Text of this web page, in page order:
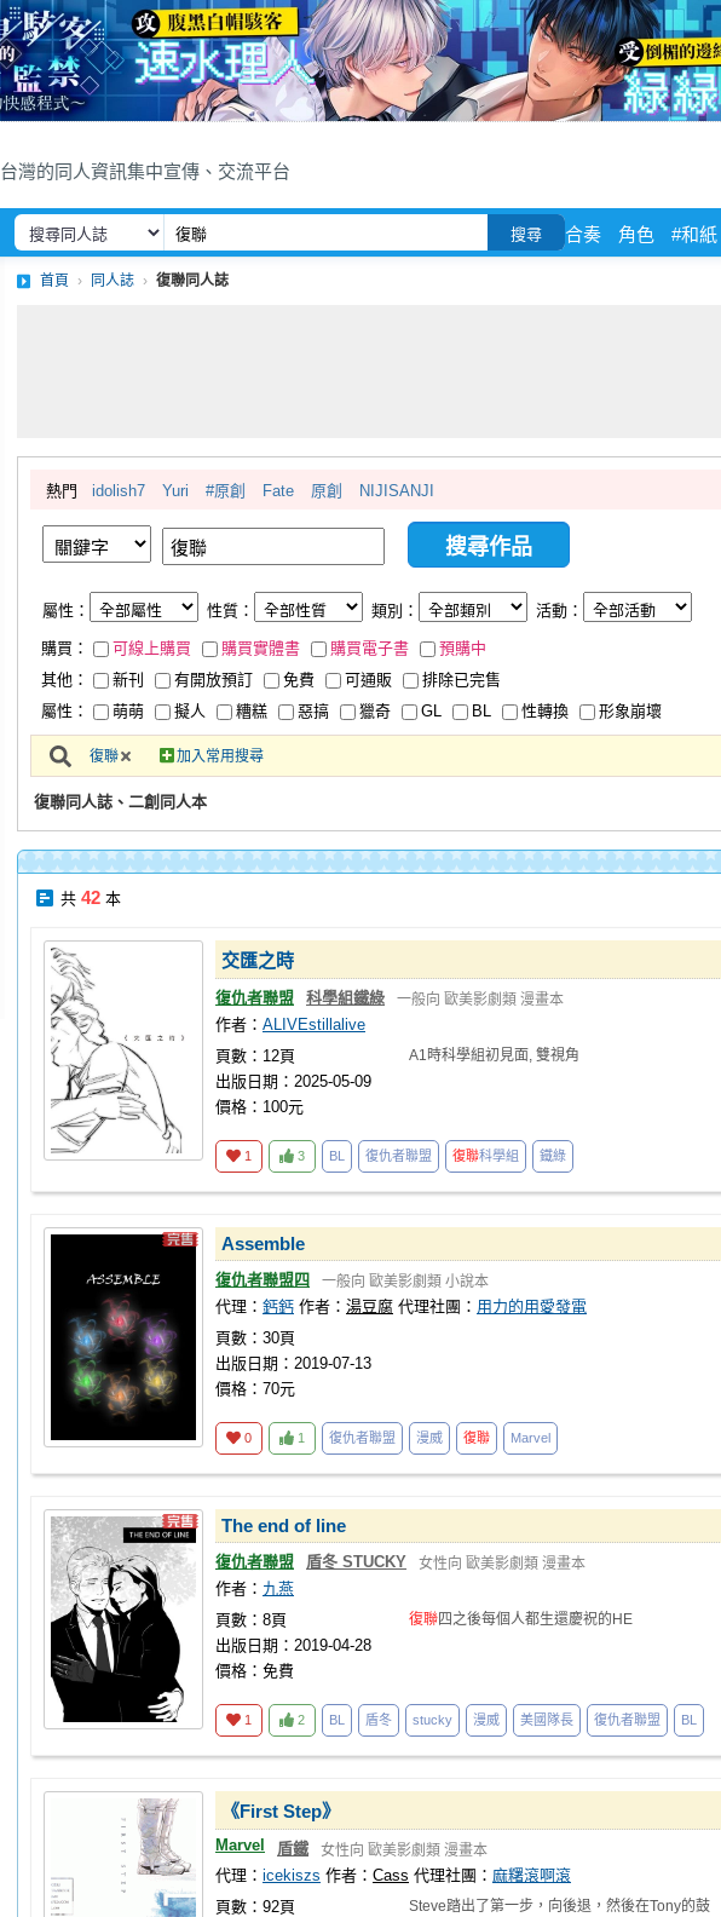
台灣的同人資訊集中宣傳、交流平台
搜尋 合奏 角色 #和紙
首頁 同人誌 復聯同人誌
熱門 idolish7 Yuri #原創 Fate 原創 NIJISANJI
屬性： 性質： 類別： 活動：
購買： 可線上購買 購買實體書 購買電子書
預購中
其他：
新刊 有開放預訂 免費 可通販
排除已完售
屬性：
萌萌 擬人 糟糕 惡搞 獵奇 GL BL 性轉換 形象崩壞
復聯 加入常用搜尋
復聯同人誌、二創同人本
共 42 本
交匯之時
復仇者聯盟 科學組鐵綠 一般向 歐美影劇類 漫畫本
作者： ALIVEstillalive
頁數：12頁
出版日期：2025-05-09
價格：100元
A1時科學組初見面, 雙視角
1 3 BL 復仇者聯盟 復聯科學組 鐵綠
Assemble
復仇者聯盟四 一般向 歐美影劇類 小說本
代理： 鈣鈣 作者： 湯豆腐 代理社團： 用力的用愛發電
頁數：30頁
出版日期：2019-07-13
價格：70元
0 1 復仇者聯盟 漫威 復聯 Marvel
The end of line
復仇者聯盟 盾冬 STUCKY 女性向 歐美影劇類 漫畫本
作者： 九燕
頁數：8頁
出版日期：2019-04-28
價格：免費
復聯四之後每個人都生還慶祝的HE
1 2 BL 盾冬 stucky 漫威 美國隊長 復仇者聯盟 BL
《First Step》
Marvel 盾鐵 女性向 歐美影劇類 漫畫本
代理： icekiszs 作者： Cass 代理社團： 麻糬滾啊滾
頁數：92頁
Steve踏出了第一步，向後退，然後在Tony的鼓